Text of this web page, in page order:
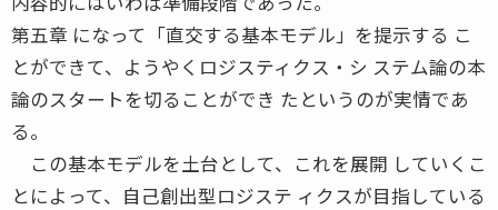
第五章 になって「直交する基本モデル」を提示する こ
とができて、ようやくロジスティクス・シ ステム論の本
論のスタートを切ることができ たというのが実情であ
る。
この基本モデルを土台として、これを展開 していくこ
とによって、自己創出型ロジステ ィクスが目指している